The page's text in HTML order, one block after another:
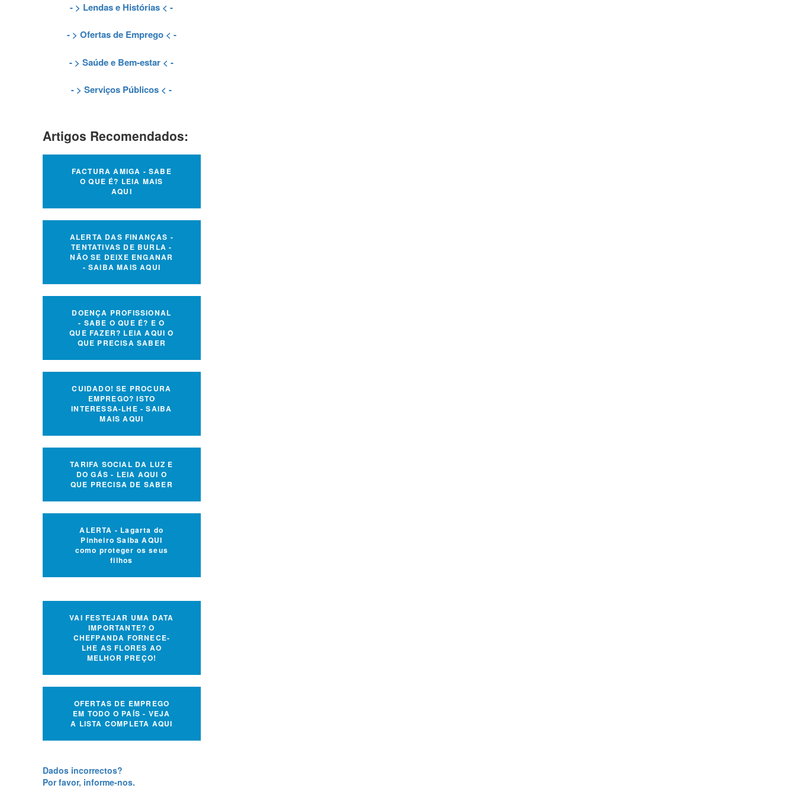
- > Lendas e Histórias < -
- > Ofertas de Emprego< -
- >Saúde e Bem-estar < -
- >Serviços Públicos < -
Artigos Recomendados:
FACTURA AMIGA - SABE
O QUE É? LEIA MAIS
AQUI
ALERTA DAS FINANÇAS -
TENTATIVAS DE BURLA -
NÃO SE DEIXE ENGANAR
- SAIBA MAIS AQUI
DOENÇA PROFISSIONAL
- SABE O QUE É? E O
QUE FAZER? LEIA AQUI O
QUE PRECISA SABER
CUIDADO! SE PROCURA
EMPREGO? ISTO
INTERESSA-LHE - SAIBA
MAIS AQUI
TARIFA SOCIAL DA LUZ E
DO GÁS - LEIA AQUI O
QUE PRECISA DE SABER
ALERTA - Lagarta do
Pinheiro Saiba AQUI
como proteger os seus
filhos
VAI FESTEJAR UMA DATA
IMPORTANTE? O
CHEFPANDA FORNECE-
LHE AS FLORES AO
MELHOR PREÇO!
OFERTAS DE EMPREGO
EM TODO O PAÍS - VEJA
A LISTA COMPLETA AQUI
Dados incorrectos?
Por favor, informe-nos.